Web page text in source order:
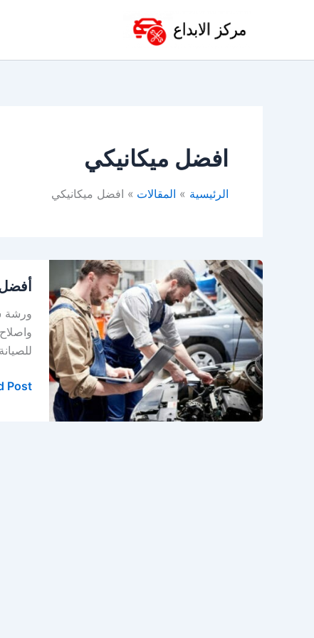
افضل ميكانيكي
الرئيسية المقالات افضل ميكانيكي
ورشة
ورشة
في
الدمام
الخبر
Post »